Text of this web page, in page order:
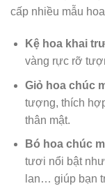
cấp nhiều mẫu
Kệ hoa khai
vàng rực rỡ
Giỏ hoa chúc
tượng, thích
thân mật.
Bó hoa chúc
tươi nổi bật
lan… giúp bạn